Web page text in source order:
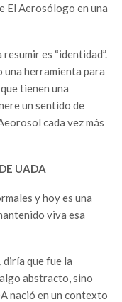
El Aerosólogo en una
es “identidad”.
una herramienta para
tienen una
un sentido de
cada vez más
UADA
y hoy es una
viva esa
diría que fue la
abstracto, sino
nació en un contexto